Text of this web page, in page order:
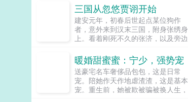
三国从忽悠贾诩开始
建安元年，初春后世起点某位狗作
者，意外来到汉末三国，附身张绣身
上。看着刚死不久的张济，以及旁边
斗志本书又名原来我就是曹贼注不喜
勿入，不喜勿喷。书友群
893942847VIP全订群683829176新
群，老群1500被封了，需验粉丝
值，先加上面那个书友群发...
暖婚甜蜜蜜：宁少，强势宠
送豪宅名车奢侈品包包，这是日常
宠。陪她作天作地虐渣渣，这是基本
宠。重生前，她被欺被骗被换人生，